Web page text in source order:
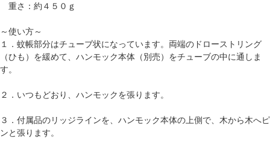
重さ：約４５０ｇ
～使い方～
１．蚊帳部分はチューブ状になっています。両端のドローストリング
（ひも）を緩めて、ハンモック本体（別売）をチューブの中に通しま
す。
２．いつもどおり、ハンモックを張ります。
３．付属品のリッジラインを、ハンモック本体の上側で、木から木へピ
ンと張ります。